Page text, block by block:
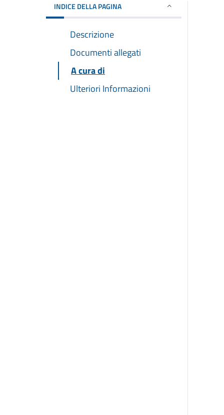
INDICE DELLA PAGINA
Descrizione
Documenti allegati
A cura di
Ulteriori Informazioni